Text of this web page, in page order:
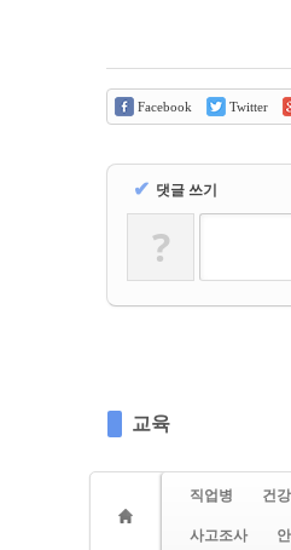
Facebook Twitter
✔ 댓글 쓰기
?
교육
직업병 건
사고조사